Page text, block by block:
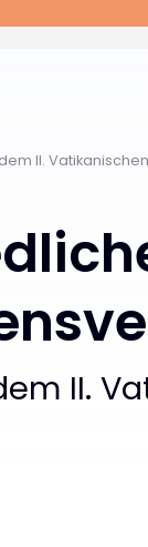
II.
II.